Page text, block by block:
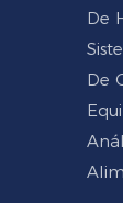
De
De